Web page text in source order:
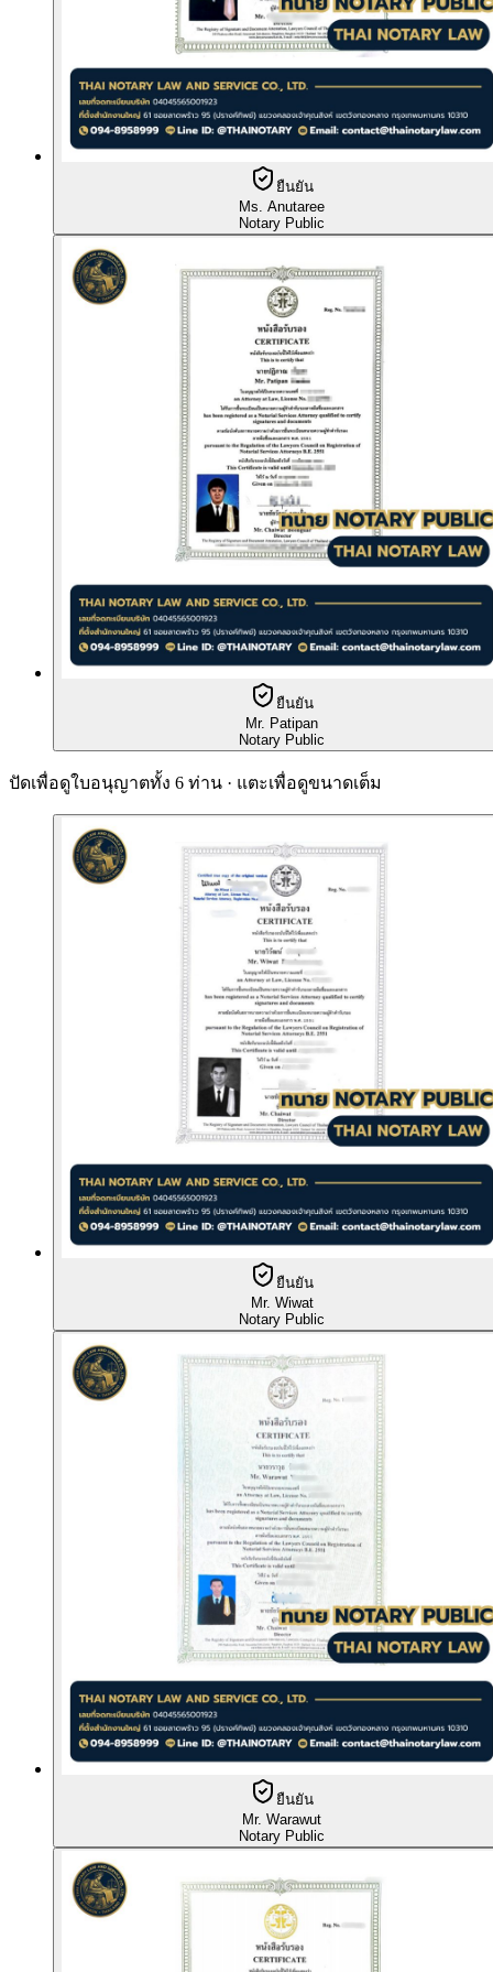
ยืนยัน
Ms. Anutaree
Notary Public
ยืนยัน
Mr. Patipan
Notary Public
ปัดเพื่อดูใบอนุญาตทั้ง 6 ท่าน · แตะเพื่อดูขนาดเต็ม
ยืนยัน
Mr. Wiwat
Notary Public
ยืนยัน
Mr. Warawut
Notary Public